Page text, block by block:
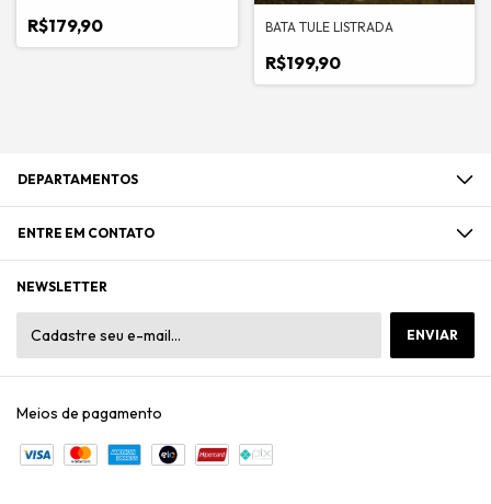
R$179,90 BATA TULE LISTRADA
R$199,90
DEPARTAMENTOS
ENTRE EM CONTATO
NEWSLETTER
Meios de pagamento